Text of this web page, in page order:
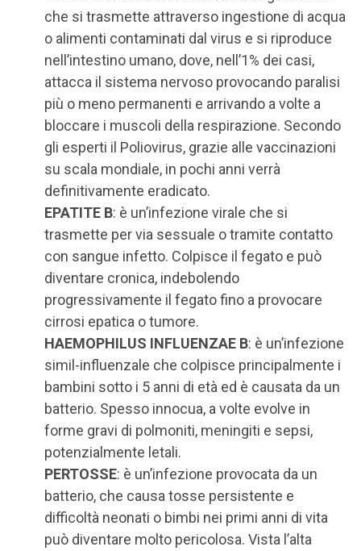
che si trasmette attraverso ingestione di acqua
o alimenti contaminati dal virus e si riproduce
nell’intestino umano, dove, nell’1% dei casi,
attacca il sistema nervoso provocando paralisi
più o meno permanenti e arrivando a volte a
bloccare i muscoli della respirazione. Secondo
gli esperti il Poliovirus, grazie alle vaccinazioni
su scala mondiale, in pochi anni verrà
definitivamente eradicato.
EPATITE B: è un’infezione virale che si
trasmette per via sessuale o tramite contatto
con sangue infetto. Colpisce il fegato e può
diventare cronica, indebolendo
progressivamente il fegato fino a provocare
cirrosi epatica o tumore.
HAEMOPHILUS INFLUENZAE B: è un’infezione
simil-influenzale che colpisce principalmente i
bambini sotto i 5 anni di età ed è causata da un
batterio. Spesso innocua, a volte evolve in
forme gravi di polmoniti, meningiti e sepsi,
potenzialmente letali.
PERTOSSE: è un’infezione provocata da un
batterio, che causa tosse persistente e
difficoltà neonati o bimbi nei primi anni di vita
può diventare molto pericolosa. Vista l’alta